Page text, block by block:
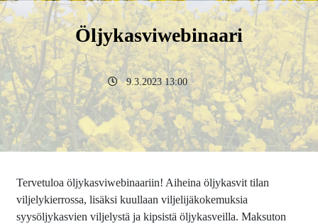
Öljykasviwebinaari
9.3.2023 13:00
Tervetuloa öljykasviwebinaariin! Aiheina öljykasvit tilan
viljelykierrossa, lisäksi kuullaan viljelijäkokemuksia
syysöljykasvien viljelystä ja kipsistä öljykasveilla. Maksuton